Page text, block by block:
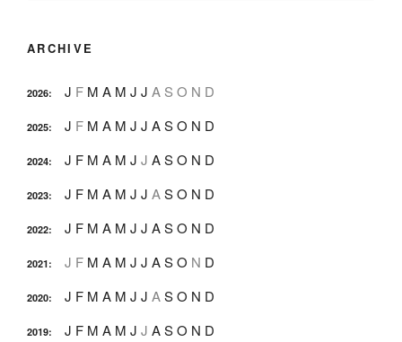
ARCHIVE
2026: J F M A M J J A S O N D
2025: J F M A M J J ASO N D
2024: J F M A M J J ASO N D
2023: J F M A M J J ASO N D
2022: J F M A M J J ASO N D
2021: J F M A M J J ASO N D
2020: J F M A M J J ASO N D
2019: J F M A M J J ASO N D